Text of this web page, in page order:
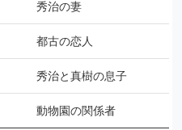
秀治の妻
都古の恋人
秀治と真樹の息子
動物園の関係者